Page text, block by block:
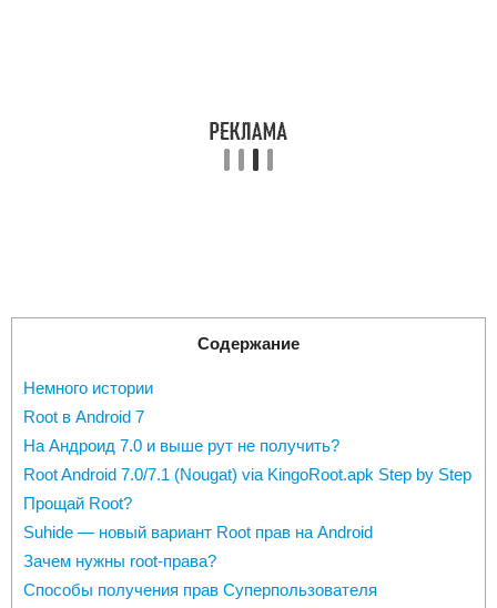
Содержание
Немного истории
Root в Android 7
На Андроид 7.0 и выше рут не получить?
Root Android 7.0/7.1 (Nougat) via KingoRoot.apk Step by Step
Прощай Root?
Suhide — новый вариант Root прав на Android
Зачем нужны root-права?
Способы получения прав Суперпользователя